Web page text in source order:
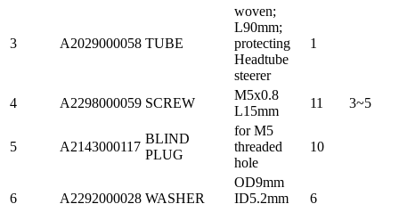
3 A2029000058 TUBE
woven;
L90mm;
protecting
Headtube
steerer
1
4 A2298000059 SCREW
M5x0.8
L15mm
11 3~5
5 A2143000117
BLIND
PLUG
for M5
threaded
hole
10
6 A2292000028 WASHER
OD9mm
ID5.2mm
6